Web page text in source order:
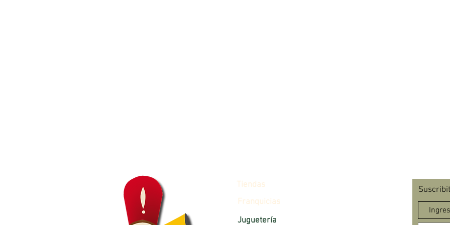
Tiendas
Franquicias
Juguetería